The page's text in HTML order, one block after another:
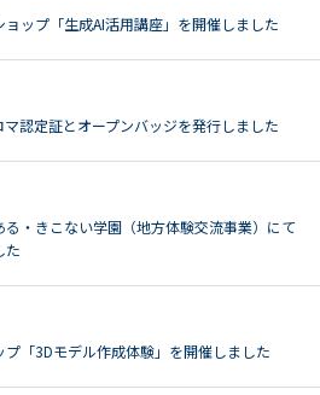
ョップ「生成AI活用講座」を開催しました
マ認定証とオープンバッジを発行しました
る・きこない学園（地方体験交流事業）にて
た
「3Dモデル作成体験」を開催しました